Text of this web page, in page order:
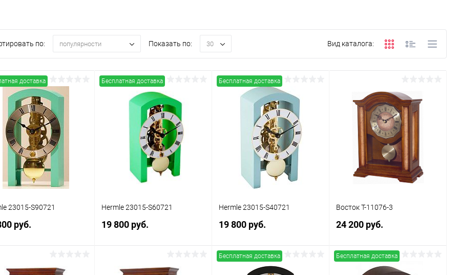
по: популярности Показать по: 30 Вид каталога:
доставка
23015-S90721
руб.
В корзину
Бесплатная доставка
Hermle 23015-S60721
19 800 руб.
В корзину
Бесплатная доставка
Hermle 23015-S40721
19 800 руб.
В корзину
Восток Т-11076-3
24 200 руб.
В корзину
Бесплатная доставка Бесплатная доставка